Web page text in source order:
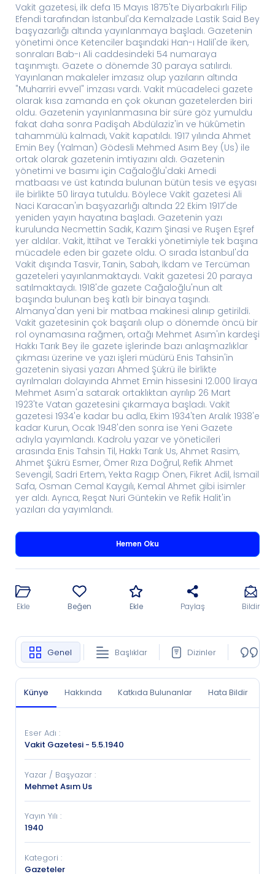
Vakit gazetesi, ilk defa 15 Mayıs 1875'te Diyarbakırlı Filip
Efendi tarafından İstanbul'da Kemalzade Lastik Said Bey
başyazarlığı altında yayınlanmaya başladı. Gazetenin
yönetimi önce Ketenciler başındaki Han-ı Halil'de iken,
sonraları Bab-ı Ali caddesindeki 54 numaraya
taşınmıştı. Gazete o dönemde 30 paraya satılırdı.
Yayınlanan makaleler imzasız olup yazıların altında
"Muharriri evvel" imzası vardı. Vakit mücadeleci gazete
olarak kısa zamanda en çok okunan gazetelerden biri
oldu. Gazetenin yayınlanmasına bir süre göz yumuldu
fakat daha sonra Padişah Abdülaziz'in ve hükûmetin
tahammülü kalmadı, Vakit kapatıldı. 1917 yılında Ahmet
Emin Bey (Yalman) Gödesli Mehmed Asım Bey (Us) ile
ortak olarak gazetenin imtiyazını aldı. Gazetenin
yönetimi ve basımı için Cağaloğlu'daki Amedi
matbaası ve üst katında bulunan bütün tesis ve eşyası
ile birlikte 50 liraya tutuldu. Böylece Vakit gazetesi Ali
Naci Karacan'ın başyazarlığı altında 22 Ekim 1917'de
yeniden yayın hayatına başladı. Gazetenin yazı
kurulunda Necmettin Sadık, Kazım Şinasi ve Ruşen Eşref
yer aldılar. Vakit, İttihat ve Terakki yönetimiyle tek başına
mücadele eden bir gazete oldu. O sırada İstanbul'da
Vakit dışında Tasvir, Tanin, Sabah, İkdam ve Tercüman
gazeteleri yayınlanmaktaydı. Vakit gazetesi 20 paraya
satılmaktaydı. 1918'de gazete Cağaloğlu'nun alt
başında bulunan beş katlı bir binaya taşındı.
Almanya'dan yeni bir matbaa makinesi alınıp getirildi.
Vakit gazetesinin çok başarılı olup o dönemde öncü bir
rol oynamasına rağmen, ortağı Mehmet Asım'ın kardeşi
Hakkı Tarık Bey ile gazete işlerinde bazı anlaşmazlıklar
çıkması üzerine ve yazı işleri müdürü Enis Tahsin'in
gazetenin siyasi yazarı Ahmed Şükrü ile birlikte
ayrılmaları dolayında Ahmet Emin hissesini 12.000 liraya
Mehmet Asım'a satarak ortaklıktan ayrılıp 26 Mart
1923'te Vatan gazetesini çıkarmaya başladı. Vakit
gazetesi 1934'e kadar bu adla, Ekim 1934'ten Aralık 1938'e
kadar Kurun, Ocak 1948'den sonra ise Yeni Gazete
adıyla yayımlandı. Kadrolu yazar ve yöneticileri
arasında Enis Tahsin Til, Hakkı Tarık Us, Ahmet Rasim,
Ahmet Şükrü Esmer, Ömer Rıza Doğrul, Refik Ahmet
Sevengil, Sadri Ertem, Yekta Ragıp Önen, Fikret Adil, İsmail
Safa, Osman Cemal Kaygılı, Kemal Ahmet gibi isimler
yer aldı. Ayrıca, Reşat Nuri Güntekin ve Refik Halit'in
yazıları da yayımlandı.
Hemen Oku
Ekle Beğen Ekle Paylaş Bildir
Genel Başlıklar Dizinler
Künye Hakkında Katkıda Bulunanlar Hata Bildir
Eser Adı :
Vakit Gazetesi - 5.5.1940
Yazar / Başyazar :
Mehmet Asım Us
Yayın Yılı :
1940
Kategori :
Gazeteler